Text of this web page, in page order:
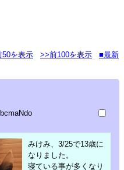
50を表示 >>前100を表示
■最新
みけみ、3/25で13歳に
なりました。
寝ている事が多くなり